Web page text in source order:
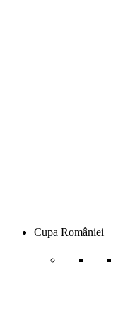
Cupa României